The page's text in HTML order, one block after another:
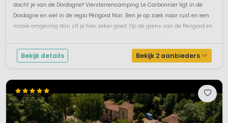
dacht je van de Dordogne? Viersterrencamping Le Carbonnier ligt in de
Dordogne en wel in de regio Périgord Noir. Ben je op zoek naar rust en een
mooie omgeving dan zit je hier zeker goed. Op de grens van de Perigord en
Bekijk details Bekijk 2 aanbieders